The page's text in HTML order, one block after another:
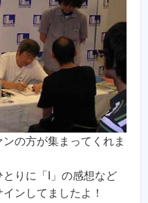
の方が集まってくれま
りに「I」の感想など
ンしてましたよ！